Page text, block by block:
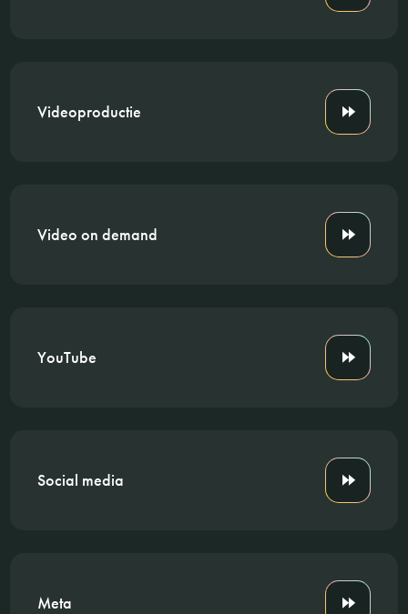
Videoproductie
Video on demand
YouTube
Social media
Meta